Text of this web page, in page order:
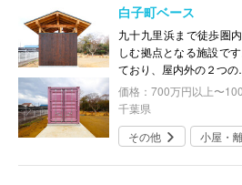
白子町ベース
九十九里浜まで徒歩圏
しむ拠点となる施設で
ており、屋内外の２つ
価格：700万円以上〜
千葉県
その他
小屋・